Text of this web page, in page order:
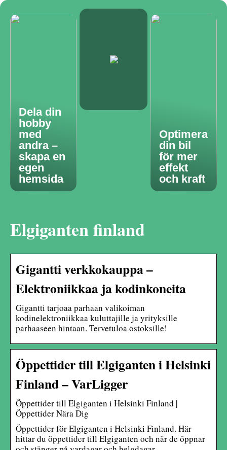
Dela din
hobby
med
andra –
skapa en
egen
hemsida
Optimera
din bil
för mer
effekt
och kraft
Elgiganten finland
Gigantti verkkokauppa –
Elektroniikkaa ja kodinkoneita
Gigantti tarjoaa parhaan valikoiman
kodinelektroniikkaa kuluttajille ja yrityksille
parhaaseen hintaan. Tervetuloa ostoksille!
Öppettider till Elgiganten i Helsinki
Finland – VarLigger
Öppettider till Elgiganten i Helsinki Finland |
Öppettider Nära Dig
Öppettider för Elgiganten i Helsinki Finland. Här
hittar du öppettider till Elgiganten och när de öppnar